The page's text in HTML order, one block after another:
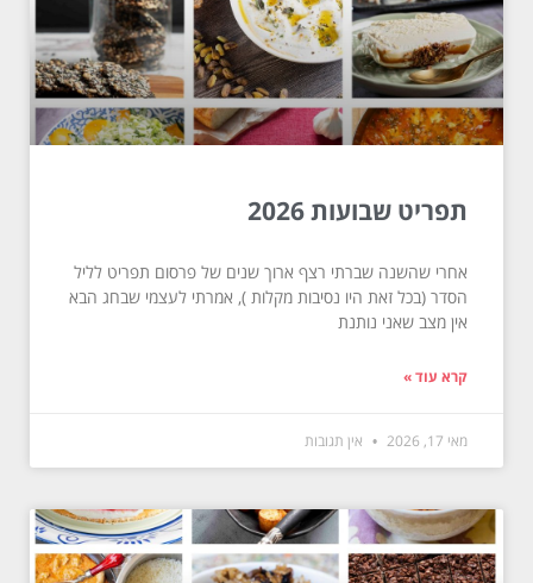
תפריט שבועות 2026
אחרי שהשנה שברתי רצף ארוך שנים של פרסום תפריט לליל
הסדר (בכל זאת היו נסיבות מקלות ), אמרתי לעצמי שבחג הבא
אין מצב שאני נותנת
קרא עוד »
מאי 17, 2026 אין תגובות